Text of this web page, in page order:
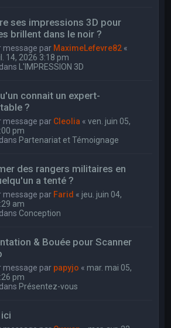
ses impressions 3D pour
brillent dans le noir ?
message par MaximeLefevre82 «
14, 2026 3:18 pm
L'IMPRESSION 3D
connait un expert-
?
message par Cleolia «ven. juin 05,
pm
Partenariat et Témoignage
des rangers militaires en
a tenté ?
message par Farid « jeu. juin 04,
am
Conception
& Bouée pour Scanner
message par papyjo « mar. mai 05,
pm
Présentez-vous